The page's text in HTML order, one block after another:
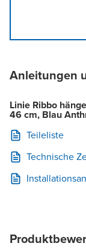
Anleitungen
Linie Ribbo
46 cm, Blau
Teileliste
Technische